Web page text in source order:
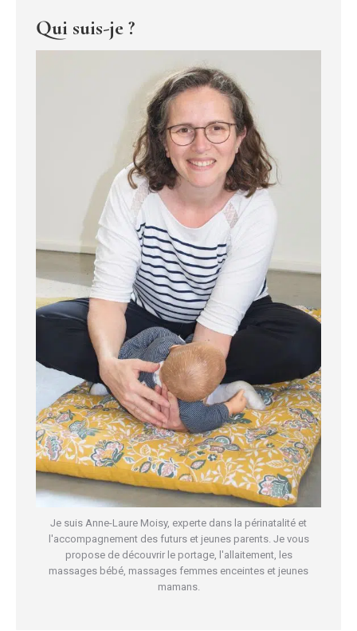
Qui suis-je ?
Je suis Anne-Laure Moisy, experte dans la périnatalité et
l'accompagnement des futurs et jeunes parents. Je vous
propose de découvrir le portage, l'allaitement, les
massages bébé, massages femmes enceintes et jeunes
mamans.